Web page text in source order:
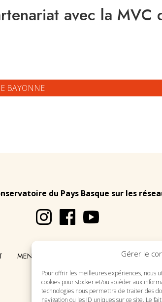
Gérer le
Pour offrir les meilleures expériences, nous
cookies pour stocker et/ou accéder aux
technologies nous permettra de traiter des
navigation ou les ID uniques sur ce site. Le
avec la MVC
BAYONNE
du Pays Basque sur les
MENTIONS LÉGALES PLAN DU SITE